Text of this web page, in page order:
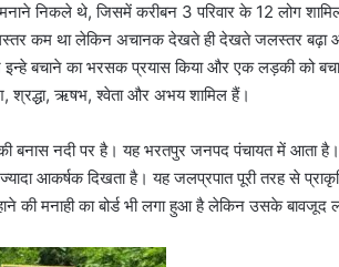
निकले थे, जिसमें करीबन 3 परिवार के 12 लोग
कम था लेकिन अचानक देखते ही देखते जलस्तर बढ़ा और
इन्हे बचाने का भरसक प्रयास किया और एक लड़की को
श्रद्धा, ऋषभ, श्वेता और अभय शामिल हैं।
बनास नदी पर है। यह भरतपुर जनपद पंचायत में आता
ज्यादा आकर्षक दिखता है। यह जलप्रपात पूरी तरह से
की मनाही का बोर्ड भी लगा हुआ है लेकिन उसके बावजूद